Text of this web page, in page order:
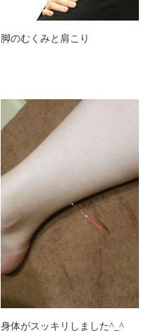
脚のむくみと肩こり
身体がスッキリしました^_^